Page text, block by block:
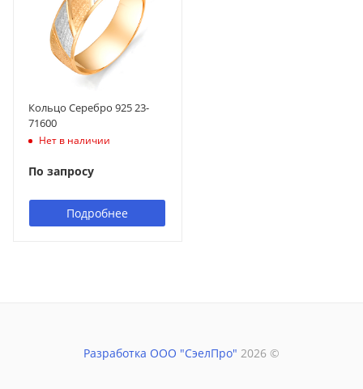
Кольцо Серебро 925 23-
71600
Нет в наличии
По запросу
Подробнее
Разработка ООО "СэелПро" 2026 ©